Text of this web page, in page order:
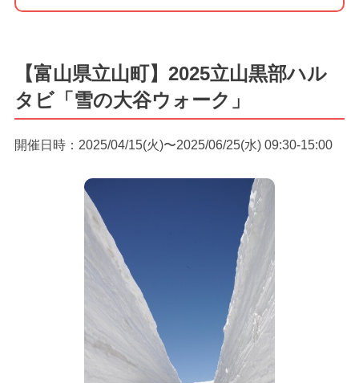
【富山県立山町】2025立山黒部ハル
タビ「雪の大谷ウォーク」
開催日時：2025/04/15(火)〜2025/06/25(水) 09:30-15:00